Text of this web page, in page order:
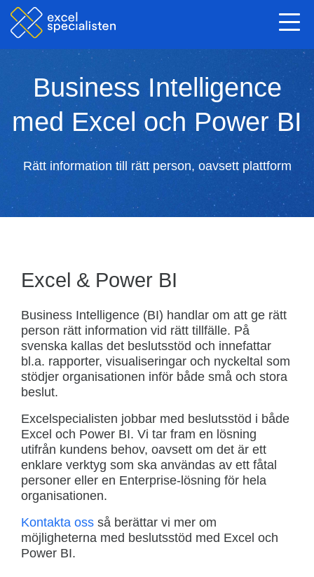
Business Intelligence
med Excel och Power BI
Rätt information till rätt person, oavsett plattform
Excel & Power BI
Business Intelligence (BI) handlar om att ge rätt
person rätt information vid rätt tillfälle. På
svenska kallas det beslutsstöd och innefattar
bl.a. rapporter, visualiseringar och nyckeltal som
stödjer organisationen inför både små och stora
beslut.
Excelspecialisten jobbar med beslutsstöd i både
Excel och Power BI. Vi tar fram en lösning
utifrån kundens behov, oavsett om det är ett
enklare verktyg som ska användas av ett fåtal
personer eller en Enterprise-lösning för hela
organisationen.
Kontakta oss så berättar vi mer om
möjligheterna med beslutsstöd med Excel och
Power BI.